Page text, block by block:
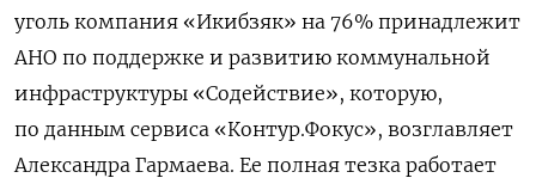
уголь компания «Икибзяк» на 76% принадлежит
АНО по поддержке и развитию коммунальной
инфраструктуры «Содействие», которую,
по данным сервиса «Контур.Фокус», возглавляет
Александра Гармаева. Ее полная тезка работает